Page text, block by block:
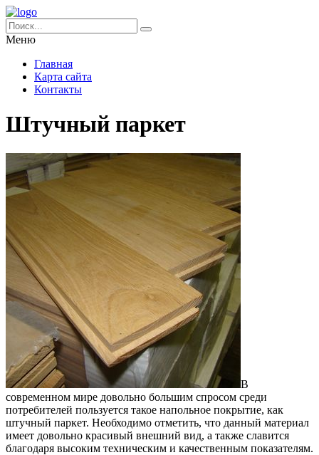
Меню
Главная
Карта сайта
Контакты
Штучный паркет
В
современном мире довольно большим спросом среди
потребителей пользуется такое напольное покрытие, как
штучный паркет. Необходимо отметить, что данный материал
имеет довольно красивый внешний вид, а также славится
благодаря высоким техническим и качественным показателям.